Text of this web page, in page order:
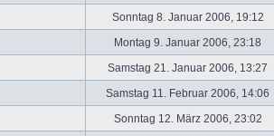
Sonntag 8. Januar 2006, 19:12
Montag 9. Januar 2006, 23:18
Samstag 21. Januar 2006, 13:27
Samstag 11. Februar 2006, 14:06
Sonntag 12. März 2006, 23:02